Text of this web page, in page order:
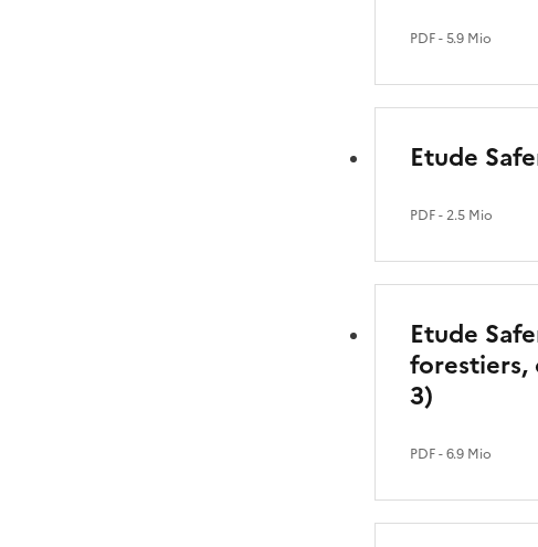
PDF- 5.9 Mio
Etude
PDF- 2.5 Mio
Etude
forestiers,
3)
PDF- 6.9 Mio